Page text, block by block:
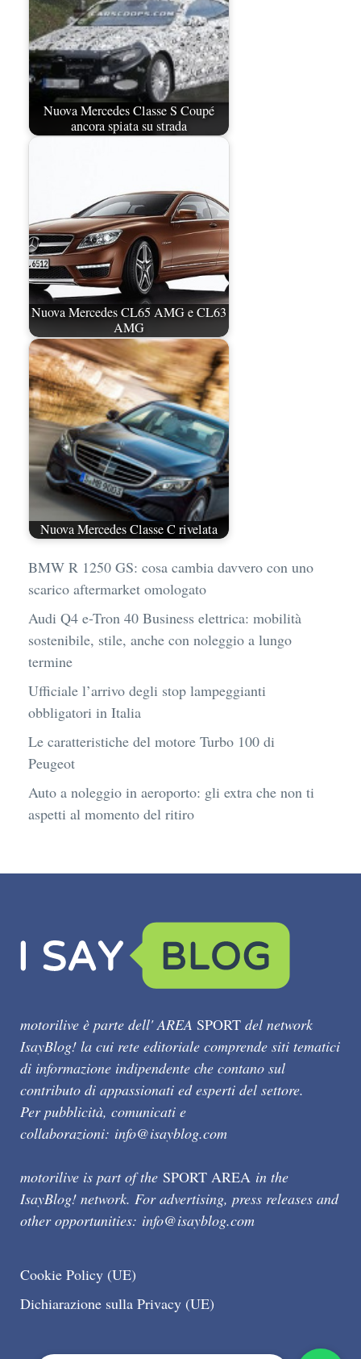
Nuova Mercedes Classe S Coupé
ancora spiata su strada
Nuova Mercedes CL65 AMG e CL63
AMG
Nuova Mercedes Classe C rivelata
BMW R 1250 GS: cosa cambia davvero con uno
scarico aftermarket omologato
Audi Q4 e-Tron 40 Business elettrica: mobilità
sostenibile, stile, anche con noleggio a lungo
termine
Ufficiale l’arrivo degli stop lampeggianti
obbligatori in Italia
Le caratteristiche del motore Turbo 100 di
Peugeot
Auto a noleggio in aeroporto: gli extra che non ti
aspetti al momento del ritiro
motorilive è parte dell' AREA SPORT del network
IsayBlog! la cui rete editoriale comprende siti tematici
di informazione indipendente che contano sul
contributo di appassionati ed esperti del settore.
Per pubblicità, comunicati e
collaborazioni: info@isayblog.com
motorilive is part of the SPORT AREA in the
IsayBlog! network. For advertising, press releases and
other opportunities: info@isayblog.com
Cookie Policy (UE)
Dichiarazione sulla Privacy (UE)